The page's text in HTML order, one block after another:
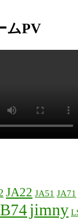
ムPV
JA22 JA51 JA71
jimny